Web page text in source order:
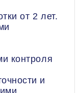
от 2 лет.
контроля
и